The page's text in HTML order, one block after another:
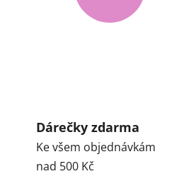
Dárečky zdarma
Ke všem objednávkám
nad 500 Kč